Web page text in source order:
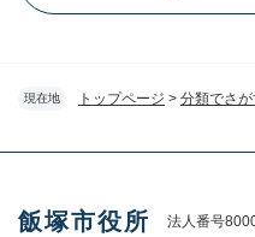
現在地 トップページ > 分類でさ
飯塚市役所 法人番号